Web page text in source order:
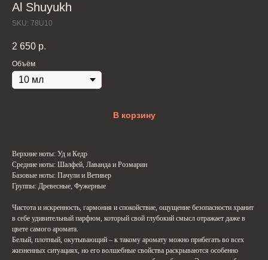
Al Shuyukh
SKU: 78U10
2 650 р.
Объём
В корзину
Верхние ноты: Уд и Кедр
Средние ноты: Шалфей, Лаванда и Розмарин
Базовые ноты: Пачули и Ветивер
Группы: Древесные, Фужерные
Чистота и искренность, гармония и спокойствие, ощущение безопасности хранит
в себе удивительный парфюм, который свой глубокий смысл отражает даже в
цвете самого аромата.
Белый, плотный, окутывающий – к такому аромату можно прибегать во всех
жизненных ситуациях, но его волшебные свойства раскрываются особенно